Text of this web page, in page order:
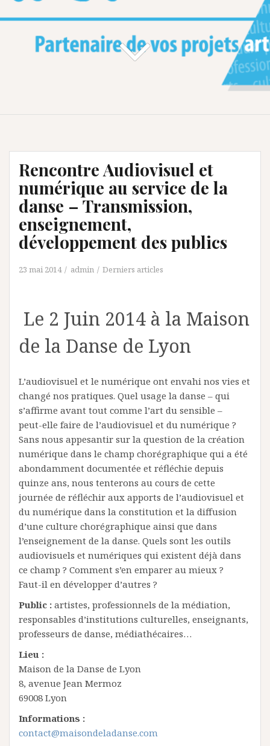
Rencontre Audiovisuel et
numérique au service de la
danse – Transmission,
enseignement,
développement des publics
23 mai 2014 admin Derniers articles
Le 2 Juin 2014 à la Maison
de la Danse de Lyon
L’audiovisuel et le numérique ont envahi nos vies et
changé nos pratiques. Quel usage la danse – qui
s’affirme avant tout comme l’art du sensible –
peut-­elle faire de l’audiovisuel et du numérique ?
Sans nous appesantir sur la question de la création
numérique dans le champ chorégraphique qui a été
abondamment documentée et réfléchie depuis
quinze ans, nous tenterons au cours de cette
journée de réfléchir aux apports de l’audiovisuel et
du numérique dans la constitution et la diffusion
d’une culture chorégraphique ainsi que dans
l’enseignement de la danse. Quels sont les outils
audiovisuels et numériques qui existent déjà dans
ce champ ? Comment s’en emparer au mieux ?
Faut-­il en développer d’autres ?
Public : artistes, professionnels de la médiation,
responsables d’institutions culturelles, enseignants,
professeurs de danse, médiathécaires…
Lieu :
Maison de la Danse de Lyon
8, avenue Jean Mermoz
69008 Lyon
Informations :
contact@maisondeladanse.com